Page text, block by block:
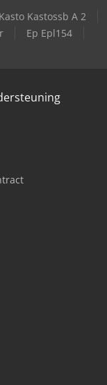
Kasto Kastossb A 2
Ep Epl154